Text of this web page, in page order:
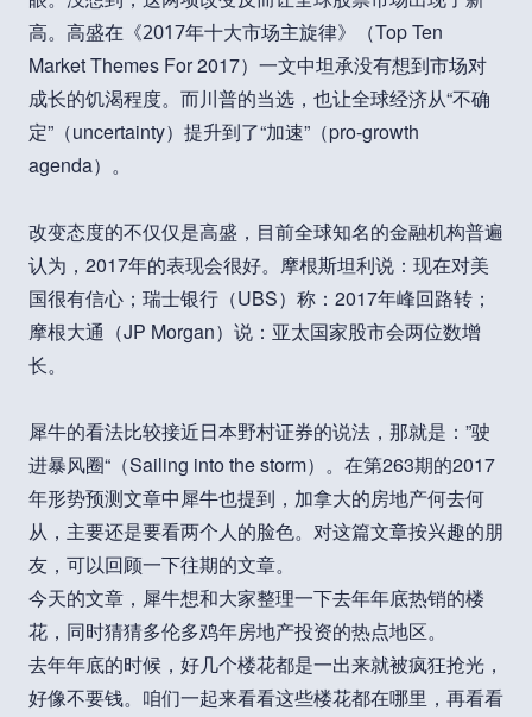
高。高盛在《2017年十大市场主旋律》
（Top Ten
Market Themes For 2017）一文中坦承没有想到市场对
成长的饥渴程度。而川普的当选，也让全球经济从“不确
定”（uncertainty）提升到了“加速”（pro-growth
agenda）。
改变态度的不仅仅是高盛，目前全球知名的金融机构普遍
认为，2017年的表现会很好。摩根斯坦利说：现在对美
国很有信心；瑞士银行（UBS）称：2017年峰回路转；
摩根大通（JP Morgan）说：亚太国家股市会两位数增
长。
犀牛的看法比较接近日本野村证券的说法，那就是：”驶
进暴风圈“（Sailing into the storm）。在第263期的2017
年形势预测文章中犀牛也提到，加拿大的房地产何去何
从，主要还是要看两个人的脸色。对这篇文章按兴趣的朋
友，可以回顾一下往期的文章。
今天的文章，犀牛想和大家整理一下去年年底热销的楼
花，同时猜猜多伦多鸡年房地产投资的热点地区。
去年年底的时候，好几个楼花都是一出来就被疯狂抢光，
好像不要钱。咱们一起来看看这些楼花都在哪里，再看看